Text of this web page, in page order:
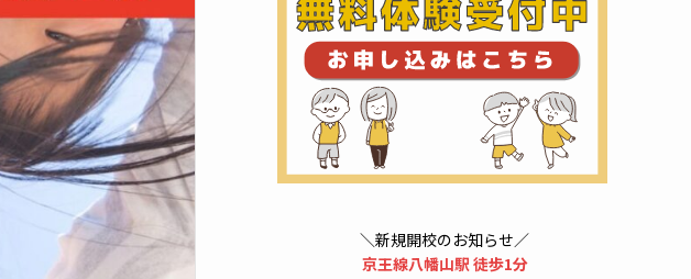
＼新規開校のお知らせ／
京王線八幡山駅 徒歩1分